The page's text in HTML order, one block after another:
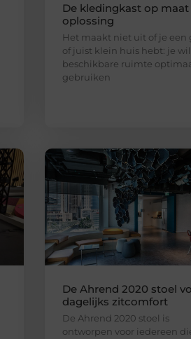
De kledingkast op maat
oplossing
Het maakt niet uit of je een
of juist klein huis hebt: je
beschikbare ruimte
gebruiken
De Ahrend 2020 stoel
dagelijks zitcomfort
De Ahrend 2020 stoel is
ontworpen voor iedereen